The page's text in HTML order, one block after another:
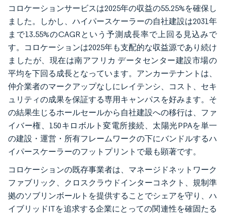
コロケーションサービスは2025年の収益の55.25%を確保し
ました。しかし、ハイパースケーラーの自社建設は2031年
まで13.55%のCAGRという予測成長率で上回る見込みで
す。コロケーションは2025年も支配的な収益源であり続け
ましたが、現在は南アフリカ データセンター建設市場の
平均を下回る成長となっています。アンカーテナントは、
仲介業者のマークアップなしにレイテンシ、コスト、セキ
ュリティの成果を保証する専用キャンパスを好みます。そ
の結果生じるホールセールから自社建設への移行は、ファ
イバー権、150キロボルト変電所接続、太陽光PPAを単一
の建設・運営・所有フレームワークの下にバンドルするハ
イパースケーラーのフットプリントで最も顕著です。
コロケーションの既存事業者は、マネージドネットワーク
ファブリック、クロスクラウドインターコネクト、規制準
拠のソブリンボールトを提供することでシェアを守り、ハ
イブリッドITを追求する企業にとっての関連性を確固たる